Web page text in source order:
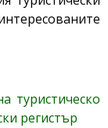
туристическо
регистър